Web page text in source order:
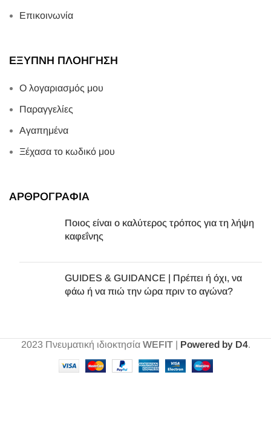
Επικοινωνία
ΕΞΥΠΝΗ ΠΛΟΗΓΗΣΗ
Ο λογαριασμός μου
Παραγγελίες
Αγαπημένα
Ξέχασα το κωδικό μου
ΑΡΘΡΟΓΡΑΦΙΑ
Ποιος είναι ο καλύτερος τρόπος για τη λήψη
καφεΐνης
GUIDES & GUIDANCE | Πρέπει ή όχι, να
φάω ή να πιώ την ώρα πριν το αγώνα?
2023 Πνευματική ιδιοκτησία WEFIT| Powered by D4.